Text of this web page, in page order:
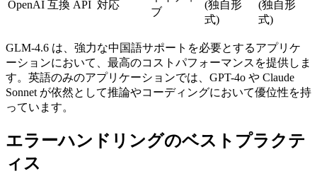
OpenAI 互換 API 対応
ブ
(独自形
式)
(独自形
式)
GLM-4.6 は、強力な中国語サポートを必要とするアプリケ
ーションにおいて、最高のコストパフォーマンスを提供しま
す。英語のみのアプリケーションでは、GPT-4o や Claude
Sonnet が依然として推論やコーディングにおいて優位性を持
っています。
エラーハンドリングのベストプラクテ
ィス